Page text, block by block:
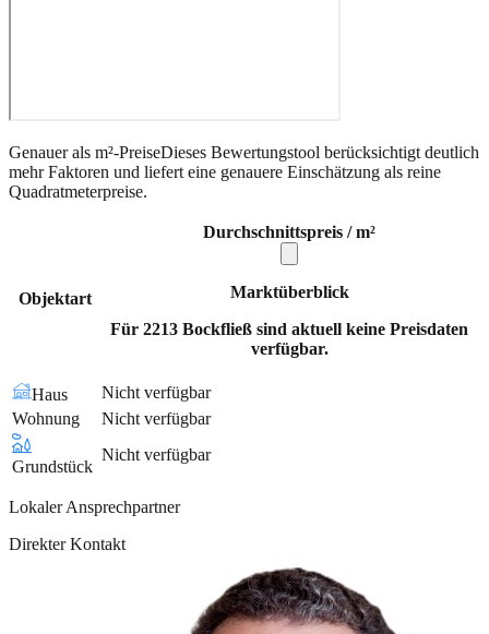
Genauer als m²-PreiseDieses Bewertungstool berücksichtigt deutlich
mehr Faktoren und liefert eine genauere Einschätzung als reine
Quadratmeterpreise.
Objektart
Durchschnittspreis / m²
Marktüberblick
Für 2213 Bockfließ sind aktuell keine Preisdaten
verfügbar.
Haus
Nicht verfügbar
Wohnung
Nicht verfügbar
Grundstück
Nicht verfügbar
Lokaler Ansprechpartner
Direkter Kontakt